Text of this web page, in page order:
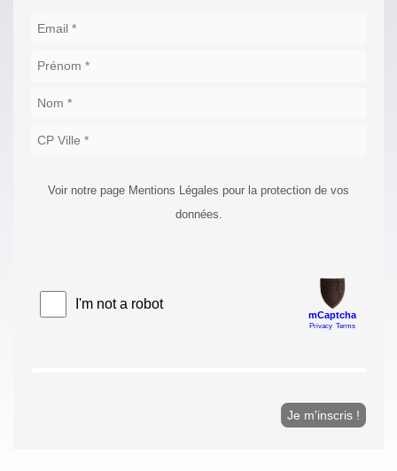
Voir notre page Mentions Légales pour la protection de vos
données.